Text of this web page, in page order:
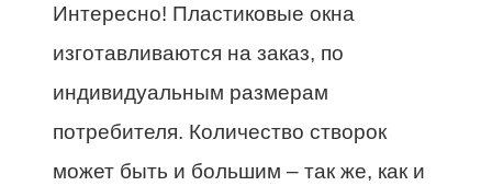
Интересно! Пластиковые окна
изготавливаются на заказ, по
индивидуальным размерам
потребителя. Количество створок
может быть и большим – так же, как и